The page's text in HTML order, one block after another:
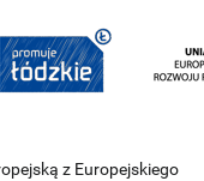
z Europejskiego